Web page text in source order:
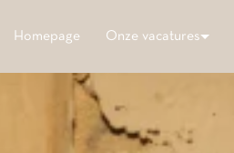
Homepage Onze vacatures